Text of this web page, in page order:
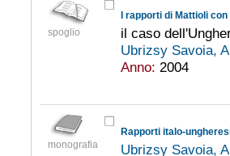
spoglio
I rapporti di Mattioli
il caso
Ubrizsy Savoia,
Anno: 2004
monografia
Rapporti italo-
Ubrizsy Savoia,